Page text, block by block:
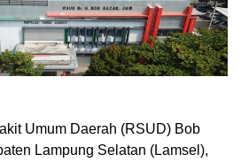
Umum Daerah (RSUD) Bob
Lampung Selatan (Lamsel),